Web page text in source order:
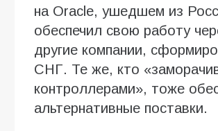
на Oracle, ушедшем из
обеспечил свою работу
другие компании,
СНГ. Те же, кто
контроллерами», тоже
альтернативные поставки.